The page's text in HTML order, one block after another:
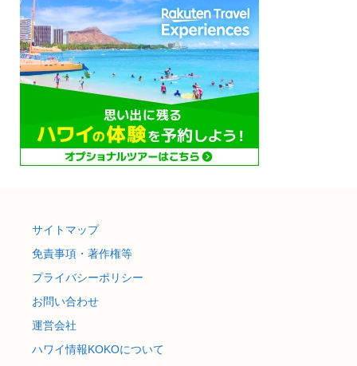
サイトマップ
免責事項・著作権等
プライバシーポリシー
お問い合わせ
運営会社
ハワイ情報KOKOについて